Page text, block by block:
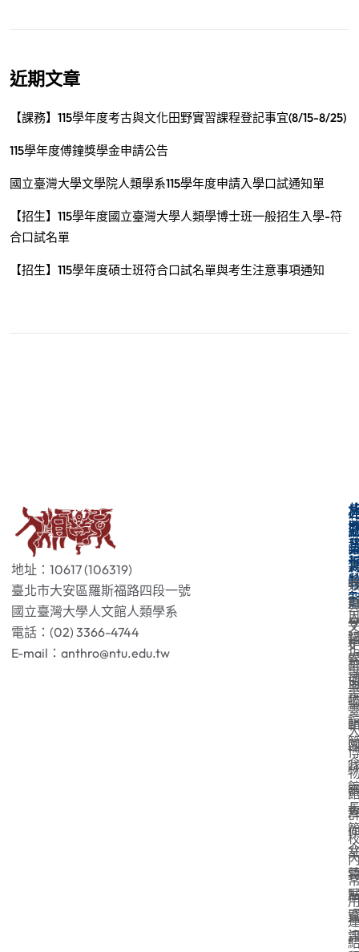
近期文章
【課務】115學年度考古與文化田野實習課程登記事宜(8/15-8/25)
115學年度傅鐘獎學金申請公告
國立臺灣大學文學院人類學系115學年度申請入學口試通知單
【招生】115學年度國立臺灣大學人類學博士班一般招生入學-符
合口試名單
【招生】115學年度碩士班符合口試名單與考生注意事項通知
地址：10617 (106319)
臺北市大安區羅斯福路四段一號
國立臺灣大學人文館人類學系
電話：(02) 3366-4744
E-mail：anthro@ntu.edu.tw